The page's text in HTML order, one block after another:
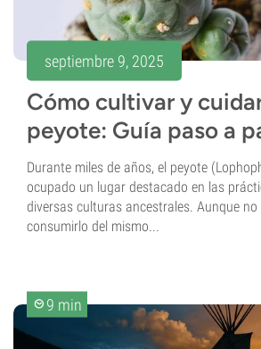
septiembre 9, 2025
Cómo cultivar y
peyote: Guía paso a
Durante miles de años, el peyote
ocupado un lugar destacado en las
diversas culturas ancestrales. Aunque
consumirlo del mismo...
9 min